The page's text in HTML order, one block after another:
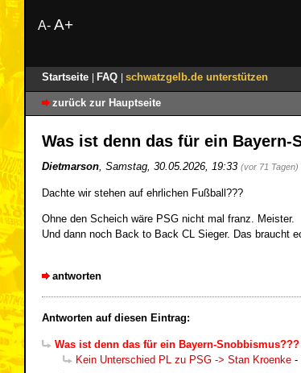
A- A+
Startseite FAQ schwatzgelb.de unterstützen
zurück zur Hauptseite
Was ist denn das für ein Bayern-
Dietmarson Samstag, 30.05.2026, 19:33 (vor 71 Tagen)
Dachte wir stehen auf ehrlichen Fußball???
Ohne den Scheich wäre PSG nicht mal franz. Meister.
Und dann noch Back to Back CL Sieger. Das braucht
antworten
Antworten auf diesen Eintrag:
Was ist denn das für ein Bayern-Snobbismus???
Kein Unterschied PL zu PSG -> Stan Kroenke -